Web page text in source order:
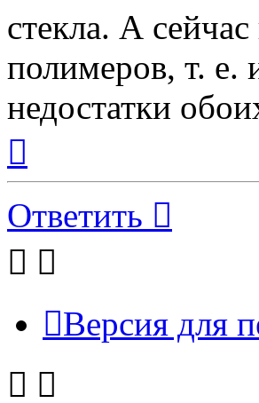
стекла. А
полимеров, т. е.
недостатки
началу
Ответить
Версия для